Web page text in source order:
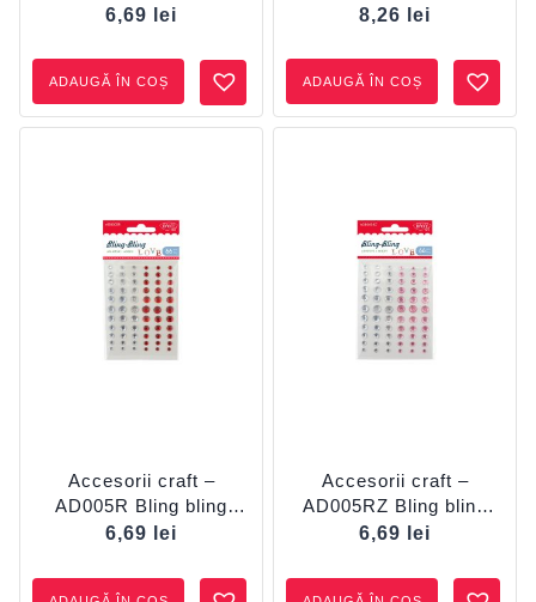
diamante albastru
6,69 lei
ADAUGĂ ÎN COȘ
8,26
lei
ADAUGĂ ÎN COȘ
Accesorii craft –
AD005R Bling bling
diamante roșu DACO
6,69 lei
Accesorii craft –
AD005RZ Bling bling
diamante roz DACO
6,69 lei